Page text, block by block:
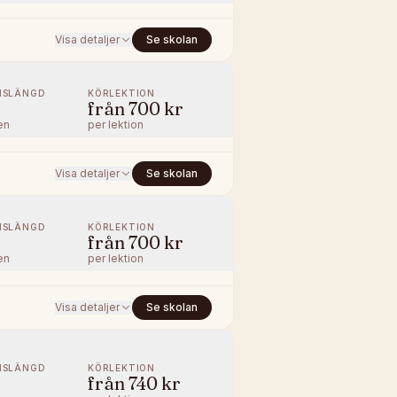
Visa detaljer Se skolan
KÖRLEKTION
från 700 kr
per lektion
Visa detaljer Se skolan
KÖRLEKTION
från 700 kr
per lektion
Visa detaljer Se skolan
KÖRLEKTION
från 740 kr